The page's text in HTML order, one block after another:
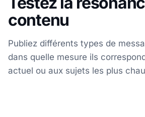
contenu
Publiez différents types de
dans quelle mesure ils
actuel ou aux sujets les plus